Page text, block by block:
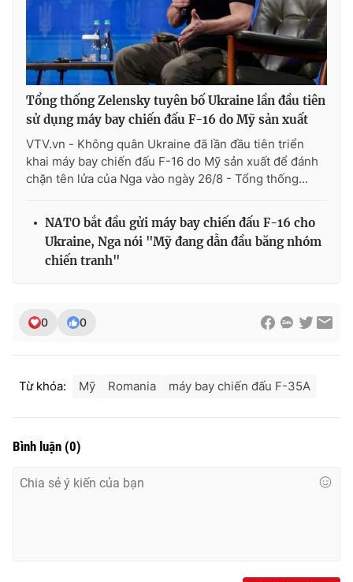
Ðiện thoại Thời báo VTV:
024.66 897 897
Email:toasoan@vtv.vn
Liên hệ quảng cáo:024-7300.7108
thông tin từ website này.
Tổng thống Zelensky tuyên bố Ukraine lần đầu tiên
sử dụng máy bay chiến đấu F-16 do Mỹ sản xuất
VTV.vn - Không quân Ukraine đã lần đầu tiên triển
khai máy bay chiến đấu F-16 do Mỹ sản xuất để đánh
chặn tên lửa của Nga vào ngày 26/8 - Tổng thống...
NATO bắt đầu gửi máy bay chiến đấu F-16 cho
Ukraine, Nga nói "Mỹ đang dẫn đầu băng nhóm
chiến tranh"
0 0
Từ khóa: Mỹ Romania máy bay chiến đấu F-35A
Bình luận (0)